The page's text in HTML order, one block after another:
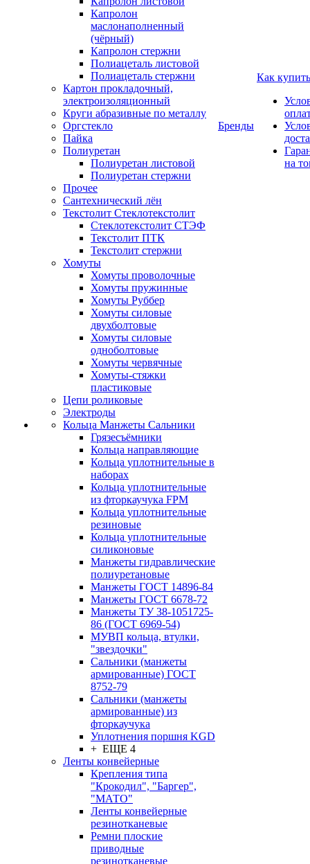
Капролон
маслонаполненный
(чёрный)
Капролон стержни
Полиацеталь листовой
Полиацеталь стержни
Картон прокладочный,
электроизоляционный
Круги абразивные по металлу
Оргстекло
Пайка
Полиуретан
Полиуретан листовой
Полиуретан стержни
Прочее
Сантехнический лён
Текстолит Стеклотекстолит
Стеклотекстолит СТЭФ
Текстолит ПТК
Текстолит стержни
Хомуты
Хомуты проволочные
Хомуты пружинные
Хомуты Руббер
Хомуты силовые
двухболтовые
Хомуты силовые
одноболтовые
Хомуты червячные
Хомуты-стяжки
пластиковые
Цепи роликовые
Электроды
Кольца Манжеты Сальники
Грязесъёмники
Кольца направляющие
Кольца уплотнительные в
наборах
Кольца уплотнительные
из фторкаучука FPM
Кольца уплотнительные
резиновые
Кольца уплотнительные
силиконовые
Манжеты гидравлические
полиуретановые
Манжеты ГОСТ 14896-84
Манжеты ГОСТ 6678-72
Манжеты ТУ 38-1051725-
86 (ГОСТ 6969-54)
МУВП кольца, втулки,
"звездочки"
Сальники (манжеты
армированные) ГОСТ
8752-79
Сальники (манжеты
армированные) из
фторкаучука
Уплотнения поршня KGD
+ ЕЩЕ 4
Ленты конвейерные
Крепления типа
"Крокодил", "Баргер",
"МАТО"
Ленты конвейерные
резинотканевые
Ремни плоские
приводные
резинотканевые
Бренды
Как купить
на